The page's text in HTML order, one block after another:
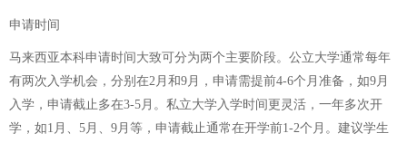
申请时间
马来西亚本科申请时间大致可分为两个主要阶段。公立大学通常每年
有两次入学机会，分别在2月和9月，申请需提前4-6个月准备，如9月
入学，申请截止多在3-5月。私立大学入学时间更灵活，一年多次开
学，如1月、5月、9月等，申请截止通常在开学前1-2个月。建议学生